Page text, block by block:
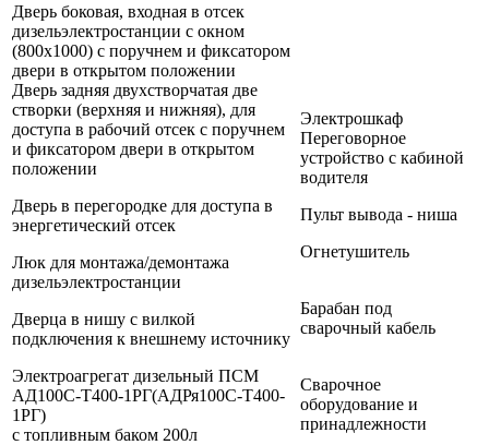
Дверь боковая, входная в отсек
дизельэлектростанции с окном
(800x1000) с поручнем и фиксатором
двери в открытом положении
Дверь задняя двухстворчатая две
створки (верхняя и нижняя), для
доступа в рабочий отсек с поручнем
и фиксатором двери в открытом
положении
Дверь в перегородке для доступа в
энергетический отсек
Люк для монтажа/демонтажа
дизельэлектростанции
Дверца в нишу с вилкой
подключения к внешнему источнику
Электроагрегат дизельный ПСМ
АД100С-Т400-1РГ(АДРя100С-Т400-
1РГ)
с топливным баком 200л
Электрошкаф
Переговорное
устройство с кабиной
водителя
Пульт вывода - ниша
Огнетушитель
Барабан под
сварочный кабель
Сварочное
оборудование и
принадлежности